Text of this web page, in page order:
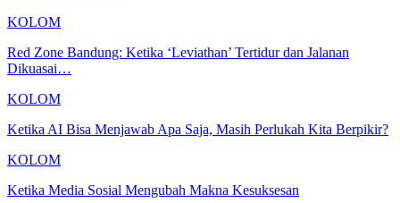
KOLOM
Red Zone Bandung: Ketika ‘Leviathan’ Tertidur dan Jalanan
Dikuasai…
KOLOM
Ketika AI Bisa Menjawab Apa Saja, Masih Perlukah Kita Berpikir?
KOLOM
Ketika Media Sosial Mengubah Makna Kesuksesan